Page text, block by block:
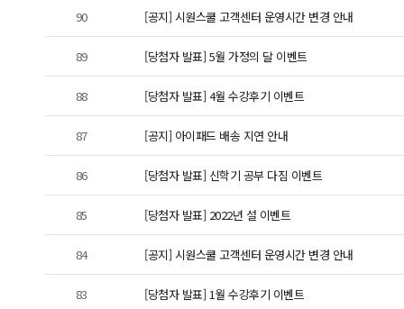
90 [공지] 시원스쿨 고객센터 운영시간 변경 안내
89 [당첨자 발표] 5월 가정의 달 이벤트
88 [당첨자 발표] 4월 수강후기 이벤트
87 [공지] 아이패드 배송 지연 안내
86 [당첨자 발표] 신학기 공부 다짐 이벤트
85 [당첨자 발표] 2022년 설 이벤트
84 [공지] 시원스쿨 고객센터 운영시간 변경 안내
83 [당첨자 발표] 1월 수강후기 이벤트